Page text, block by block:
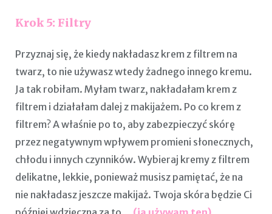
Krok 5: Filtry
Przyznaj się, że kiedy nakładasz krem z filtrem na
twarz, to nie używasz wtedy żadnego innego kremu.
Ja tak robiłam. Myłam twarz, nakładałam krem z
filtrem i działałam dalej z makijażem. Po co krem z
filtrem? A właśnie po to, aby zabezpieczyć skórę
przez negatywnym wpływem promieni słonecznych,
chłodu i innych czynników. Wybieraj kremy z filtrem
delikatne, lekkie, ponieważ musisz pamiętać, że na
nie nakładasz jeszcze makijaż. Twoja skóra będzie Ci